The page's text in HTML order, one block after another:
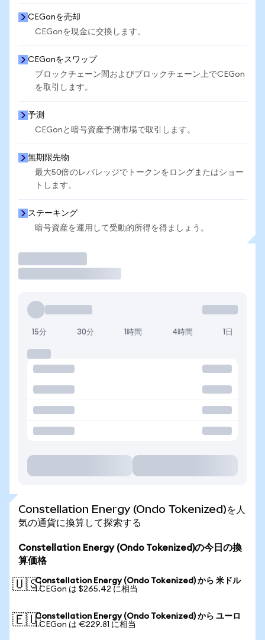
CEGonを売却
CEGonを現金に交換します。
CEGonをスワップ
ブロックチェーン間およびブロックチェーン上でCEGon
を取引します。
予測
CEGonと暗号資産予測市場で取引します。
無期限先物
最大50倍のレバレッジでトークンをロングまたはショー
トします。
ステーキング
暗号資産を運用して受動的所得を得ましょう。
15分 30分 1時間 4時間 1日
Constellation Energy (Ondo Tokenized)を人
気の通貨に換算して探索する
Constellation Energy (Ondo Tokenized)の今日の換
算価格
🇺🇸Constellation Energy (Ondo Tokenized) から 米ドル
1 CEGon は $265.42 に相当
🇪🇺Constellation Energy (Ondo Tokenized) から ユーロ
1 CEGon は €229.81 に相当